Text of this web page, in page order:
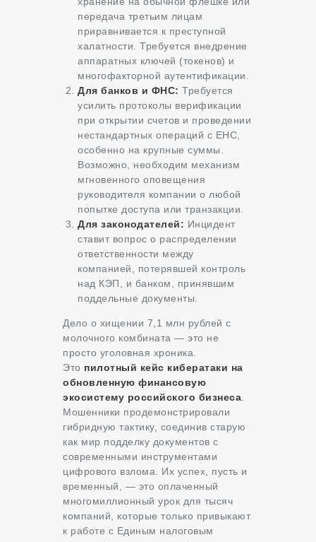
передача третьим лицам
приравнивается к преступной
халатности. Требуется внедрение
аппаратных ключей (токенов) и
многофакторной аутентификации.
Для банков и ФНС: Требуется
усилить протоколы верификации
при открытии счетов и проведении
нестандартных операций с ЕНС,
особенно на крупные суммы.
Возможно, необходим механизм
мгновенного оповещения
руководителя компании о любой
попытке доступа или транзакции.
Для законодателей: Инцидент
ставит вопрос о распределении
ответственности между
компанией, потерявшей контроль
над КЭП, и банком, принявшим
поддельные документы.
Дело о хищении 7,1 млн рублей с
молочного комбината — это не
просто уголовная хроника.
Это пилотный кейс кибератаки на
обновленную финансовую
экосистему российского бизнеса
Мошенники продемонстрировали
гибридную тактику, соединив старую
как мир подделку документов с
современными инструментами
цифрового взлома. Их успех, пусть и
временный, — это оплаченный
многомиллионный урок для тысяч
компаний, которые только привыкают
к работе с Единым налоговым